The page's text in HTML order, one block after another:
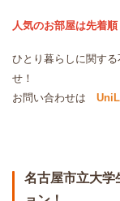
人気のお部屋は先着順
ひとり暮らしに関す
せ！
お問い合わせは
名古屋市立大学